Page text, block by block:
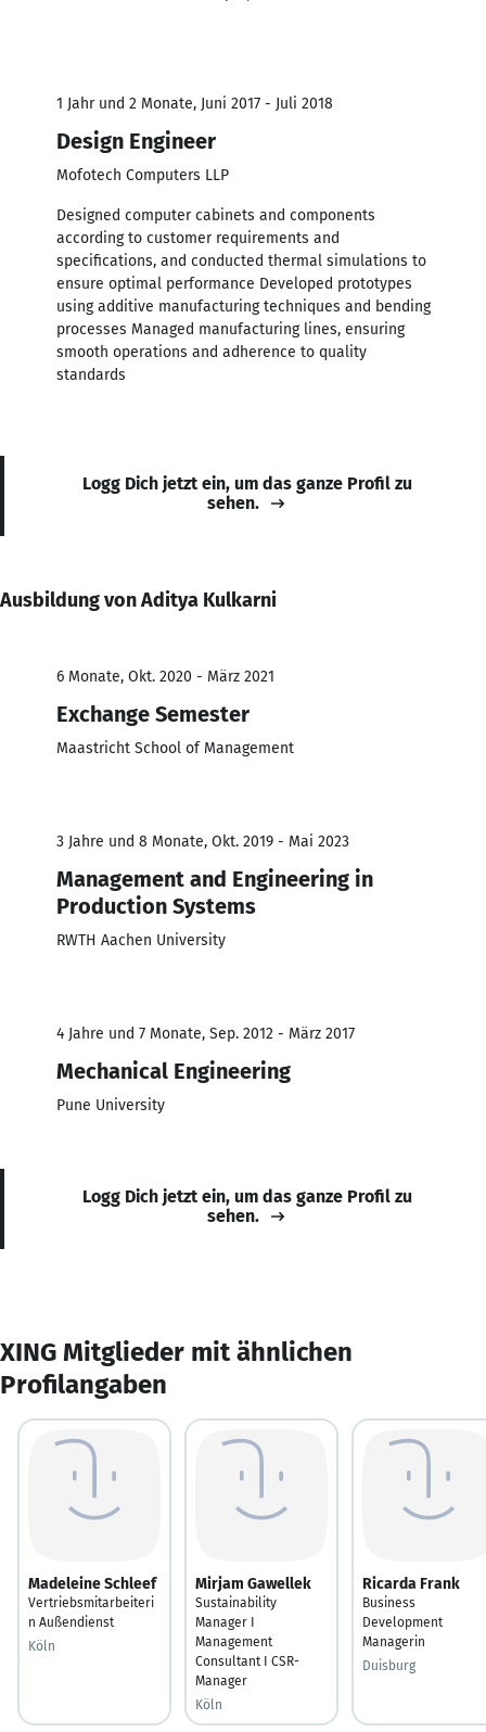
1 Jahr und 2 Monate, Juni 2017 - Juli 2018
Design Engineer
Mofotech Computers LLP
Designed computer cabinets and components
according to customer requirements and
specifications, and conducted thermal simulations to
ensure optimal performance Developed prototypes
using additive manufacturing techniques and bending
processes Managed manufacturing lines, ensuring
smooth operations and adherence to quality
standards
Logg Dich jetzt ein, um das ganze Profil zu
sehen.
Ausbildung von Aditya Kulkarni
6 Monate, Okt. 2020 - März 2021
Exchange Semester
Maastricht School of Management
3 Jahre und 8 Monate, Okt. 2019 - Mai 2023
Management and Engineering in
Production Systems
RWTH Aachen University
4 Jahre und 7 Monate, Sep. 2012 - März 2017
Mechanical Engineering
Pune University
Logg Dich jetzt ein, um das ganze Profil zu
sehen.
XING Mitglieder mit ähnlichen
Profilangaben
Madeleine Schleef
Vertriebsmitarbeiteri
n Außendienst
Köln
Mirjam Gawellek
Sustainability
Manager I
Management
Consultant I CSR-
Manager
Köln
Ricarda Frank
Business
Development
Managerin
Duisburg